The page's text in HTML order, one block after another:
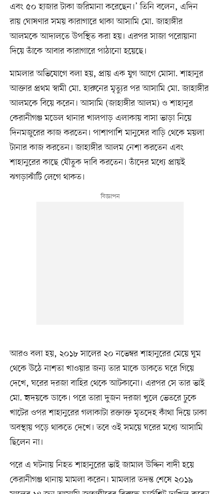
এবং ৫০ হাজার টাকা জরিমানা করেছেন।’ তিনি বলেন, এদিন
রায় ঘোষণার সময় কারাগারে থাকা আসামি মো. জাহাঙ্গীর
আলমকে আদালতে উপস্থিত করা হয়। এরপর সাজা পরোয়ানা
দিয়ে তাঁকে আবার কারাগারে পাঠানো হয়েছে।
মামলার অভিযোগে বলা হয়, প্রায় এক যুগ আগে মোসা. শাহানুর
আক্তার প্রথম স্বামী মো. হারুনের মৃত্যুর পর আসামি মো. জাহাঙ্গীর
আলমকে বিয়ে করেন। আসামি (জাহাঙ্গীর আলম) ও শাহানুর
কেরানীগঞ্জ মডেল থানার খালপাড় এলাকায় বাসা ভাড়া নিয়ে
দিনমজুরের কাজ করতেন। পাশাপাশি মানুষের বাড়ি থেকে ময়লা
টানার কাজ করতেন। জাহাঙ্গীর আলম নেশা করতেন এবং
শাহানুরের কাছে যৌতুক দাবি করতেন। তাঁদের মধ্যে প্রায়ই
ঝগড়াঝাঁটি লেগে থাকত।
আরও বলা হয়, ২০১৮ সালের ২০ নভেম্বর শাহানুরের মেয়ে ঘুম
থেকে উঠে নাশতা খাওয়ার জন্য তার মাকে ডাকতে ঘরে গিয়ে
দেখে, ঘরের দরজা বাহির থেকে আটকানো। এরপর সে তার ভাই
মো. হৃদয়কে ডাকে। পরে তারা দুজন দরজা খুলে ভেতরে ঢুকে
খাটের ওপর শাহানুরের গলাকাটা রক্তাক্ত মৃতদেহ কাঁথা দিয়ে ঢাকা
অবস্থায় পড়ে থাকতে দেখে। তবে ওই সময়ে ঘরের মধ্যে আসামি
ছিলেন না।
পরে এ ঘটনায় নিহত শাহানুরের ভাই জামাল উদ্দিন বাদী হয়ে
কেরানীগঞ্জ থানায় মামলা করেন। মামলার তদন্ত শেষে ২০১৯